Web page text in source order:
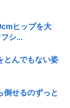
ヒップを大
シ...
とんでもない姿
倒せるのずっと